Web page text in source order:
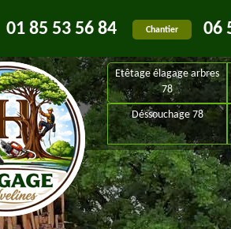
01 85 53 56 84 Chantier 06
Etêtage élagage arbres
78
Déssouchage 78